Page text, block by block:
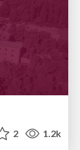
2 1.2k